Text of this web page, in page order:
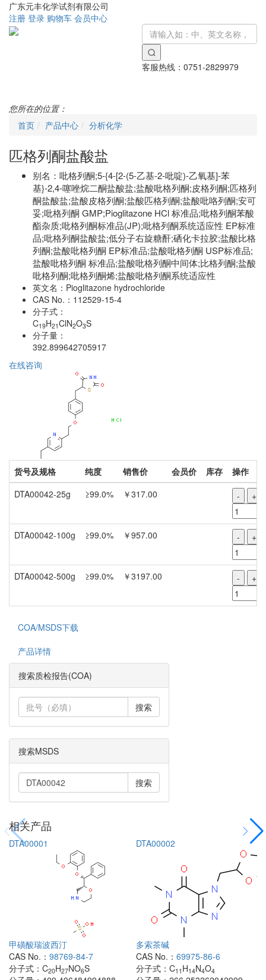
广东元丰化学试剂有限公司
注册 登录 购物车 会员中心
客服热线： 0751-2829979
您所在的位置：
首页
产品中心 分析化学
匹格列酮盐酸盐
别名： 吡格列酮;5-{4-[2-(5-乙基-2-吡啶)-乙氧基]-苯
基}-2,4-噻唑烷二酮盐酸盐;盐酸吡格列酮;皮格列酮;匹格列
酮盐酸盐;盐酸皮格列酮;盐酸匹格列酮;盐酸吡咯列酮;安可
妥;吡格列酮 GMP;Pioglitazone HCl 标准品;吡格列酮苯酸
酯杂质;吡格列酮标准品(JP);吡格列酮系统适应性 EP标准
品;吡格列酮盐酸盐;低分子右旋糖酐;硒化卡拉胶;盐酸比格
列酮;盐酸吡格列酮 EP标准品;盐酸吡格列酮 USP标准品;
盐酸吡格列酮 标准品;盐酸吡格列酮中间体;比格列酮;盐酸
吡格列酮​;吡格列酮烯;盐酸吡格列酮系统适应性
英文名： Pioglitazone hydrochloride
CAS No.： 112529-15-4
分子式：
C19H21ClN2O3S
分子量：
392.899642705917
在线咨询
货号及规格 纯度 销售价 会员价 库存
操作
DTA00042-25g
≥99.0% ￥317.00 - +
DTA00042-100g ≥99.0% ￥957.00 - +
DTA00042-500g ≥99.0% ￥3197.00 - +
COA/MSDS下载
产品详情
搜索质检报告(COA)
搜索
搜索MSDS
搜索
相关产品
DTA00001
甲磺酸瑞波西汀
CAS No.： 98769-84-7
分子式： C20H27NO6S
DTA00002
多索茶碱
CAS No.： 69975-86-6
分子式： C11 H14N4O4